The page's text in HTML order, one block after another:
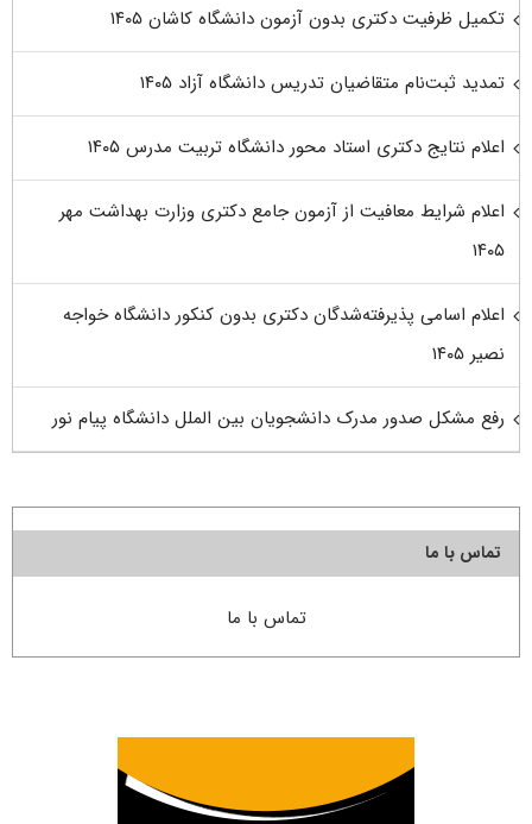
تکمیل ظرفیت دکتری بدون آزمون دانشگاه کاشان ۱۴۰۵
تمدید ثبت‌نام متقاضیان تدریس دانشگاه آزاد ۱۴۰۵
اعلام نتایج دکتری استاد محور دانشگاه تربیت مدرس ۱۴۰۵
اعلام شرایط معافیت از آزمون جامع دکتری وزارت بهداشت مهر
۱۴۰۵
اعلام اسامی پذیرفته‌شدگان دکتری بدون کنکور دانشگاه خواجه
نصیر ۱۴۰۵
رفع مشکل صدور مدرک دانشجویان بین الملل دانشگاه پیام نور
تماس با ما
تماس با ما